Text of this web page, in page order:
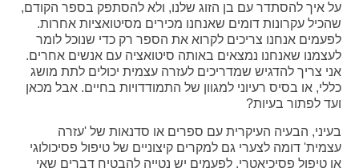
על איך להסתדר עם בן הזוג שלנו, ולא להסתפק בספר הקודם,
שהכיל עקרונות דומים שאנחנו מכירים מסיטואציות אחרות.
לפעמים אנחנו צריכים לקרוא את הספר רק כדי שנוכל לומר
לעצמנו שאנחנו נמצאים באותה סיטואציה עם אנשים אחרים.
אני צריך להדגיש שמדריכים לעזרה עצמית יכולים לתת מושג
כללי, או בסיס רעיוני למגוון של התמודדויות בחיים. אבל מכאן
ועד לפתור בעיות?
בעיני, הבעיה העיקרית עם ספרים או סדנאות של 'עזרה
עצמית' דומה לצערי גם למקרים קיצוניים של טיפול פסיכולוגי
או טיפול פסיכיאטרי. לפעמים יש נטייה להבטיח דברים שאי